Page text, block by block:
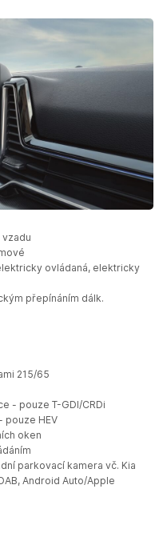
ovládaná, elektricky
přepínáním dálk.
215/65
- pouze T-GDI/CRDi
pouze HEV
oken
parkovací kamera vč. Kia
Android Auto/Apple